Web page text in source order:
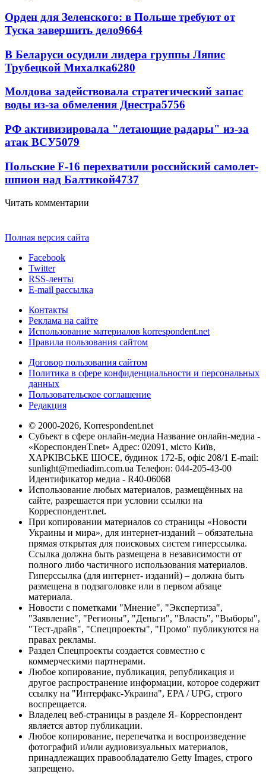
Орден для Зеленского: в Польше требуют от
Туска завершить дело9664
В Беларуси осудили лидера группы Ляпис
Трубецкой Михалка6280
Молдова задействовала стратегический запас
воды из-за обмеления Днестра5756
РФ активизировала "летающие радары" из-за
атак ВСУ5079
Польские F-16 перехватили российский самолет-
шпион над Балтикой4737
Читать комментарии
Полная версия сайта
Facebook
Twitter
RSS-ленты
E-mail рассылка
Контакты
Реклама на сайте
Использование материалов korrespondent.net
Правила пользования сайтом
Договор пользования сайтом
Политика в сфере конфиденциальности и персональных
данных
Пользовательское соглашение
Редакция
© 2000-2026, Korrespondent.net
Субъект в сфере онлайн-медиа Название онлайн-медиа -
«КореспонденТ.net» Адрес: 02091, місто Київ,
ХАРКІВСЬКЕ ШОСЕ, будинок 172-Б, офіс 208/1 E-mail:
sunlight@mediadim.com.ua Телефон: 044-205-43-00
Идентификатор медиа - R40-06068
Использование любых материалов, размещённых на
сайте, разрешается при условии ссылки на
Корреспондент.net.
При копировании материалов со страницы «Новости
Украины и мира», для интернет-изданий – обязательна
прямая открытая для поисковых систем гиперссылка.
Ссылка должна быть размещена в независимости от
полного либо частичного использования материалов.
Гиперссылка (для интернет- изданий) – должна быть
размещена в подзаголовке или в первом абзаце
материала.
Новости с пометками "Мнение", "Экспертиза",
"Заявление", "Регионы", "Деньги", "Власть", "Выборы",
"Тест-драйв", "Спецпроекты", "Промо" публикуются на
правах рекламы.
Раздел Спецпроекты создается совместно с
коммерческими партнерами.
Любое копирование, публикация, републикация и
другое распространение информации, которое содержит
ссылку на "Интерфакс-Украина", EPA / UPG, строго
воспрещается.
Владелец веб-страницы в разделе Я- Корреспондент
является автор публикации.
Любое копирование, перепечатка и воспроизведение
фотографий и/или аудиовизуальных материалов,
принадлежащих правообладателю Getty Images, строго
запрещено.